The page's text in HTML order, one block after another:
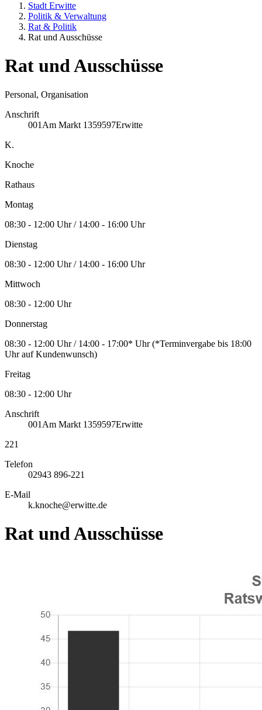
Stadt Erwitte
Politik & Verwaltung
Rat & Politik
Rat und Ausschüsse
Rat und Ausschüsse
Personal, Organisation
Anschrift
001 Am Markt 1359597Erwitte
K.
Knoche
Rathaus
Montag
08:30 - 12:00 Uhr / 14:00 - 16:00 Uhr
Dienstag
08:30 - 12:00 Uhr / 14:00 - 16:00 Uhr
Mittwoch
08:30 - 12:00 Uhr
Donnerstag
08:30 - 12:00 Uhr / 14:00 - 17:00* Uhr (*Terminvergabe bis 18:00
Uhr auf Kundenwunsch)
Freitag
08:30 - 12:00 Uhr
Anschrift
001 Am Markt 1359597Erwitte
221
Telefon
02943 896-221
E-Mail
k.knoche@erwitte.de
Rat und Ausschüsse